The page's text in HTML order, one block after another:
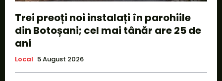
Trei preoți noi instalați în parohiile
din Botoșani; cel mai tânăr are 25 de
ani
Local 5 August 2026